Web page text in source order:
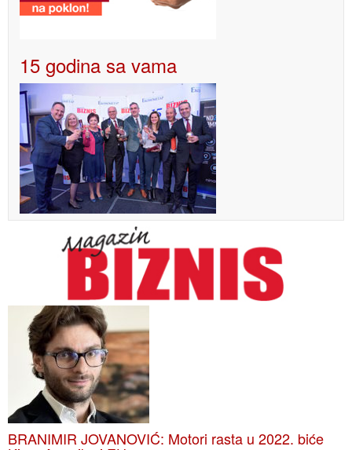
15 godina sa vama
BRANIMIR JOVANOVIĆ: Motori rasta u 2022. biće